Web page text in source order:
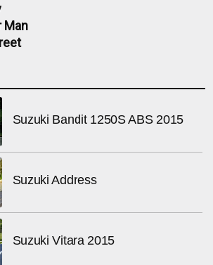
Man
Suzuki Bandit 1250S ABS 2015
Suzuki Address
Suzuki Vitara 2015